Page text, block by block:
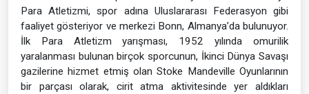
Para Atletizmi, spor adına Uluslararası Federasyon gibi
faaliyet gösteriyor ve merkezi Bonn, Almanya’da bulunuyor.
İlk Para Atletizm yarışması, 1952 yılında omurilik
yaralanması bulunan birçok sporcunun, İkinci Dünya Savaşı
gazilerine hizmet etmiş olan Stoke Mandeville Oyunlarının
bir parçası olarak, cirit atma aktivitesinde yer aldıkları